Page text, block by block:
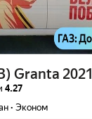
Granta 2021
4.27
· Эконом